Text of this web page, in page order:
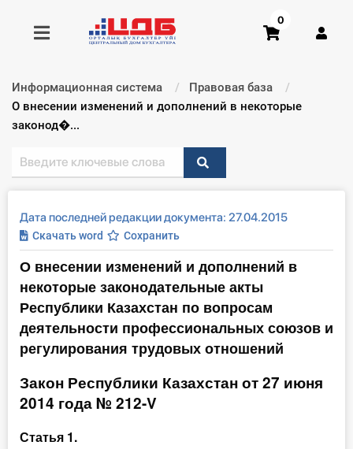
Получить консультацию
Главная ИС
Формы
Консультации
Правовая база
Библиотека бухгалтера
Инструменты
Вебинары
0
Информационная система
Правовая база
Текущий:
О внесении изменений и дополнений в некоторые
законод�...
Дата последней редакции документа: 27.04.2015
Скачать word Сохранить
О внесении изменений и дополнений в
некоторые законодательные акты
Республики Казахстан по вопросам
деятельности профессиональных союзов и
регулирования трудовых отношений
Закон Республики Казахстан от 27 июня
2014 года № 212-V
Статья 1.